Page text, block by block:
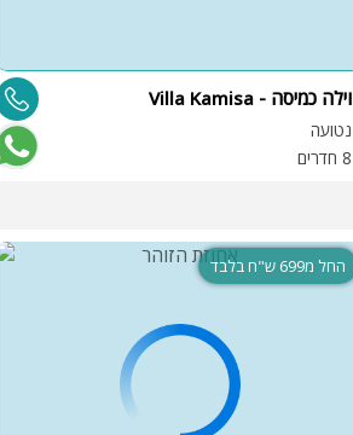
וילה כמיסה - Villa Kamisa
נטועה
8 חדרים
החל מ699 ש"ח בלבד